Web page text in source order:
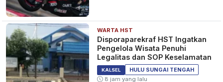
WARTA HST
Disporaparekraf HST Ingatkan
Pengelola Wisata Penuhi
Legalitas dan SOP Keselamatan
KALSEL
HULU SUNGAI TENGAH
8 jam yang lalu